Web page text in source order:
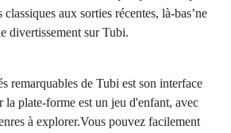
aux sorties récentes, là-bas’ne
divertissement sur Tubi.
remarquables de Tubi est son interface
plate-forme est un jeu d'enfant, avec
à explorer.Vous pouvez facilement